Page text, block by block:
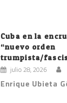
Cuba en la
“nuevo orden
trumpista/
julio 28, 2026
Enrique Ubieta